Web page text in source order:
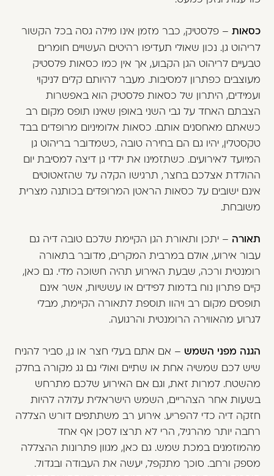
כסאות– פלסטיק, כבר מזמן אינו מילה גסה בכל הקשור
לריהוט גן. נכון שאולי תעדיפו רהיטים העשויים חומרים
טבעיים לריהוט הגן הקבוע, אך אין כמו כסאות פלסטיק
מעוצבים כפתרון למסיבות. מעבר להיותם קלים לניקוי
ועמידים, היתרון של כסאות פלסטיק הוא באפשרות
הצבתם האחד על גבי השני באופן שאינו תופס מקום רב
כשאתם מאחסנים אותם. כסאות אלומיניום מרופדים בבד
טקסטלין, יהיו גם הם בחירה טובה ,כשמדובר בריהוט גן
המיועד לאירועים. כשתזמינו את ילדי גן דיצה למסיבת יום
ההולדת אצלכם בחצר, תרגישו הקלה על שהזאטוטים
אינם ישובים על כסאות הראטן המרופדים בכותנה מצרית
משובחת.
תאורה – יתכן ותאורת הגן הקיימת שלכם טובה דיה גם
עבור אירוע, אולם במרבית המקרים, מדובר בתאורה
רומנטית ורכה, שבעת האירוע תהיה חשוכה מדי. גם כאן,
קיים פתרון נוח בדמות לפידים או עששיות, אשר אינם
תופסים מקום רב ויהוו תוספת לתאורה הקיימת, מבלי
לגרוע מהאווירה הרומנטית והרגועה.
הגנה מפני השמש– אם אתם בעלי חצר או גן, סביר להניח
שיש לכם שמשיה אחת או שתיים ואולי גם גג מקורה בחלק
מהשטח. למרות זאת, וגם אם האירוע שלכם מתרחש
בשעות אחר הצהריים, השמש הישראלית עלולה להיות
חזקה דיה כדי להפריע. אירוע רב משתתפים דורש הצללה
רחבה יותר מהרגיל, הרי לא תרצו לסכן אף אחד
מהמוזמנים במכת שמש. גם כאן, מגוון פתרונות ההצללה
מספק ורחב. סוכך מתקפל, יעשה את העבודה ובגדול.